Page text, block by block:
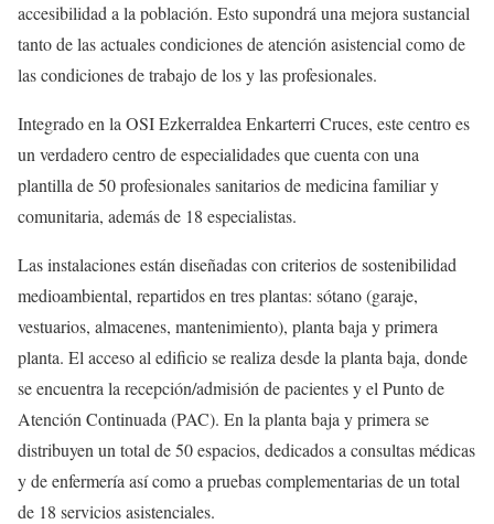
accesibilidad a la población. Esto supondrá una mejora sustancial
tanto de las actuales condiciones de atención asistencial como de
las condiciones de trabajo de los y las profesionales.
Integrado en la OSI Ezkerraldea Enkarterri Cruces, este centro es
un verdadero centro de especialidades que cuenta con una
plantilla de 50 profesionales sanitarios de medicina familiar y
comunitaria, además de 18 especialistas.
Las instalaciones están diseñadas con criterios de sostenibilidad
medioambiental, repartidos en tres plantas: sótano (garaje,
vestuarios, almacenes, mantenimiento), planta baja y primera
planta. El acceso al edificio se realiza desde la planta baja, donde
se encuentra la recepción/admisión de pacientes y el Punto de
Atención Continuada (PAC). En la planta baja y primera se
distribuyen un total de 50 espacios, dedicados a consultas médicas
y de enfermería así como a pruebas complementarias de un total
de 18 servicios asistenciales.